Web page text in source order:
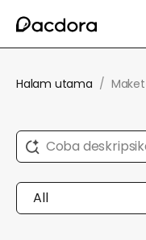
Halam utama / Maket
Coba
All